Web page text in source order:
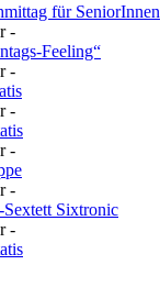
für SeniorInnen
-
Feeling“
-
-
-
-
Sixtronic
-